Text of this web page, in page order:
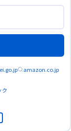
amazon.co.jp
ク